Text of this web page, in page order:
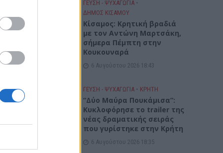
ΓΕΎΣΗ - ΨΥΧΑΓΩΓΊΑ •
ΔΉΜΟΣ ΚΙΣΆΜΟΥ
Kίσαμος: Κρητική βραδιά
με τον Αντώνη Μαρτσάκη,
σήμερα Πέμπτη στην
Κουκουναρά
6 Αυγούστου 2026 18:43
ΓΕΎΣΗ - ΨΥΧΑΓΩΓΊΑ • ΚΡΗΤΗ
“Δύο Μαύρα Πουκάμισα”:
Κυκλοφόρησε το trailer της
νέας δραματικής σειράς
που γυρίστηκε στην Κρήτη
6 Αυγούστου 2026 18:35